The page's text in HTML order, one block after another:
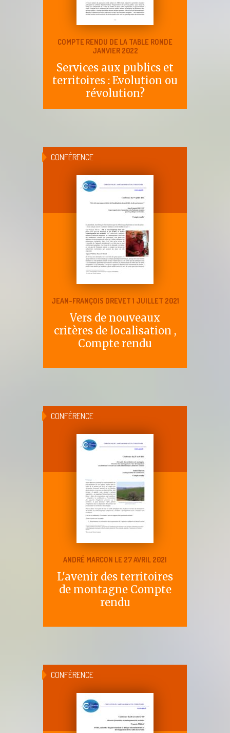
COMPTE RENDU DE LA TABLE RONDE
JANVIER 2022
Services aux publics et
territoires : Evolution ou
révolution?
CONFÉRENCE
JEAN-FRANÇOIS DREVET 1 JUILLET 2021
Vers de nouveaux
critères de localisation ,
Compte rendu
CONFÉRENCE
ANDRÉ MARCON LE 27 AVRIL 2021
L'avenir des territoires
de montagne Compte
rendu
CONFÉRENCE